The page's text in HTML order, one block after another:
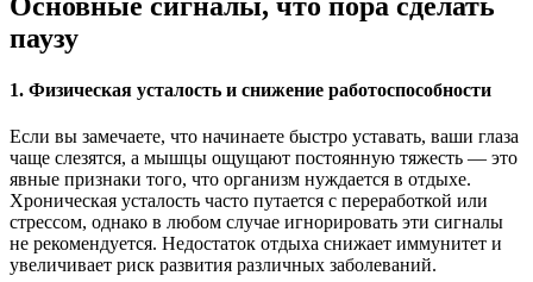
паузу
1. Физическая усталость и снижение работоспособности
Если вы замечаете, что начинаете быстро уставать, ваши глаза
чаще слезятся, а мышцы ощущают постоянную тяжесть — это
явные признаки того, что организм нуждается в отдыхе.
Хроническая усталость часто путается с переработкой или
стрессом, однако в любом случае игнорировать эти сигналы
не рекомендуется. Недостаток отдыха снижает иммунитет и
увеличивает риск развития различных заболеваний.